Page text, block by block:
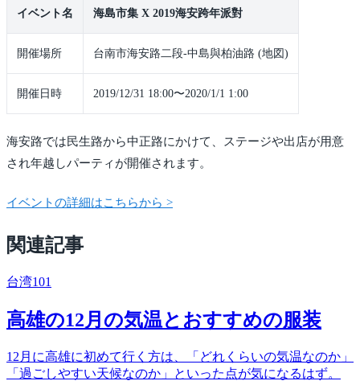
イベント名 海島市集 X 2019海安跨年派對
開催場所 台南市海安路二段-中島與柏油路 (地図)
開催日時 2019/12/31 18:00〜2020/1/1 1:00
海安路では民生路から中正路にかけて、ステージや出店が用意
され年越しパーティが開催されます。
イベントの詳細はこちらから >
関連記事
台湾101
高雄の12月の気温とおすすめの服装
12月に高雄に初めて行く方は、「どれくらいの気温なのか」
「過ごしやすい天候なのか」といった点が気になるはず。